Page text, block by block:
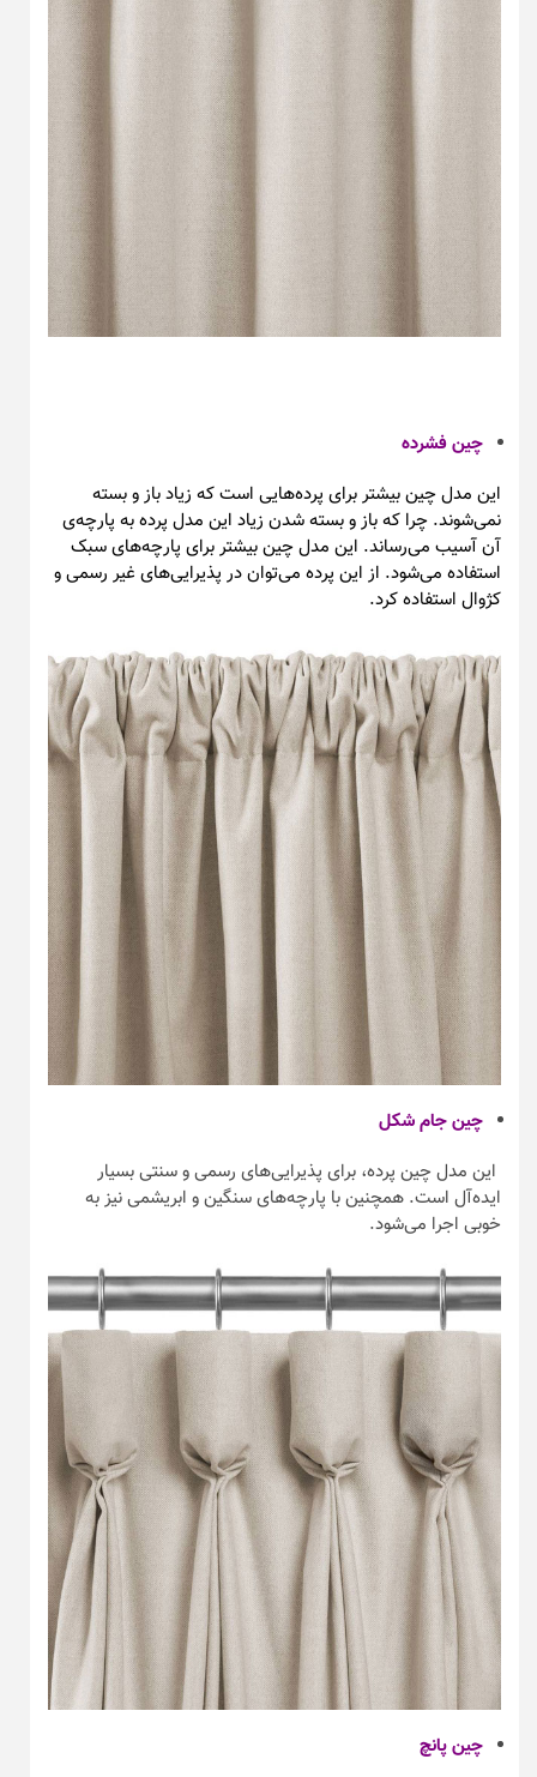
چین فشرده
این مدل چین بیشتر برای پرده‌هایی است که زیاد باز و بسته
نمی‌شوند. چرا که باز و بسته شدن زیاد این مدل پرده به پارچه‌ی
آن آسیب می‌رساند. این مدل چین بیشتر برای پارچه‌های سبک
استفاده می‌شود. از این پرده می‌توان در پذیرایی‌های غیر رسمی و
کژوال استفاده کرد.
چین جام شکل
این مدل چین پرده، برای پذیرایی‌های رسمی و سنتی بسیار
ایده‌آل است. همچنین با پارچه‌های سنگین و ابریشمی نیز به
خوبی اجرا می‌شود.
چین پانچ